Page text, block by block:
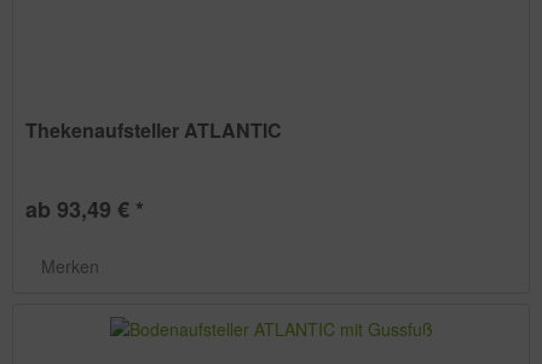
Thekenaufsteller ATLANTIC
ab 93,49 € *
Merken